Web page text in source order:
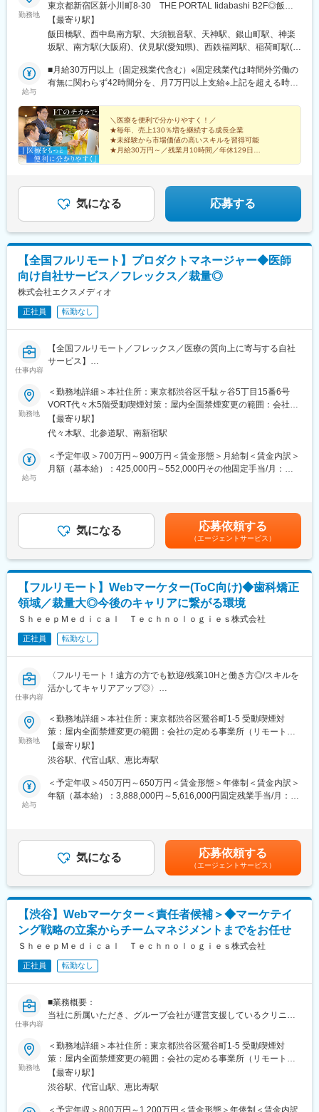
■仕事の特徴
◎未経験者の活躍実績多数！専門知識を突き詰めるというより、
担当する薬局や病院の社風・方針を深く理解することが重要で
す！
◎薬剤師の方の転職理由は働き方や人間関係等、一般的なものが
多く、非常に真面目でホスピタリティの高い方々です。日本を支
える医療従事者の悩みに向き合いサポートする社会貢献性の高い
◎独自のショートワーキングデーや有休取得率75%、土日祝休
み、充実の福利厚生など、離職率は業界平均を大きく下回る5％で
す(24年度実績）
■評価制度
毎の成績が報酬で還元される仕組みです。入社5年目や30代前半
での拠点長も多数！年次関係なく活躍次第で評価される環境で
変更の範囲：会社の定める業務
勤務地
東京都新宿区新小川町8-30 THE PORTAL Iidabashi B2F◎飯田
橋駅より徒歩8分／神楽坂駅より徒歩10分■大阪大阪府大阪市淀川
区西中島5-9-5 NLC新大阪ビル3F◎西中島南方駅より徒歩5分／新
大阪駅より徒歩8分■名古屋愛知県名古屋市中区栄1-24-25 CK16
福岡県福岡市中央区天神3丁目1-1 天神フタタビル3階◎地下鉄天
神駅より徒歩2分／地下鉄天神南駅より徒歩10分＼New／■広島広
駅・銀山町駅より徒歩3分）※希望がない限り、転勤はありません
※受動喫煙対策：オフィス内禁煙※U・Iターンの方も大歓迎！
【最寄り駅】
飯田橋駅、西中島南方駅、大須観音駅、天神駅、銀山町駅、神楽
坂駅、南方駅(大阪府)、伏見駅(愛知県)、西鉄福岡駅、稲荷町駅(広
給与
■月給30万円以上（固定残業代含む）※固定残業代は時間外労働の
有無に関わらず42時間分を、月7万円以上支給※上記を超える時間
映しています！
＼医療を便利で分かりやすく！／
★毎年、売上130％増を継続する成長企業
★未経験から市場価値の高いスキルを習得可能
★月給30万円～／残業月10時間／年休129日
気になる 応募する
【全国フルリモート】プロダクトマネージャー◆医師
向け自社サービス／フレックス／裁量◎
株式会社エクスメディオ
正社員 転勤なし
仕事内容
【全国フルリモート／フレックス／医療の質向上に寄与する自社
サービス】
■担当業務
「ヒポクラ」という医師専用のWebサービスのプロダクトマネー
ジャーをお任せします。
「ヒポクラ」：約75,000人以上の医師が参加する日本最大級の医
師専用SNS。医師が専門外の事象に遭遇した際に他の医師より知
見を得られるオンライン医局”として拡大中。
・市場・競合・ユーザー分析
・新サービス、新機能の企画、要件定義、仕様策定
・KPIの設定と進捗管理、データに基づいた改善策の立案と実行
・ロードマップの作成と管理
・部門間（経営層、営業、マーケティング等）の調整
※ご本人の意向および試用期間中の業務状況などを踏まえて適材適
所を判断していきます。
※少数精鋭で実力主義、かつ積極性・協力性・スピードを重んじる
組織です。
早期にチームリードをお任せするケースもあります。
ディレクター、UXUIデザイナー、エンジニア（バックエンド、フ
ロントエンド、インフラ、AI各種在籍。業務委託・外注含む）で
プロダクトチームを組成。現PdMは業務委託で活躍されており、
今回は正社員のプロダクトマネージャーとして中心的な役割をお
※医療業界経験者も居りますので、業界知識は不問です。
全国フルリモート制を導入しており、場所を縛られず拡大中の自
社サービスに携わりたい方にお勧めです。
四半期に一回程度の対面で会うキックオフの機会もご用意してお
ります。
変更の範囲：会社の定める業務
勤務地
＜勤務地詳細＞本社住所：東京都渋谷区千駄ヶ谷5丁目15番6号
VORT代々木5階受動喫煙対策：屋内全面禁煙変更の範囲：会社の
定める事業所（リモートワーク含む）
【最寄り駅】
代々木駅、北参道駅、南新宿駅
給与
＜予定年収＞700万円～900万円＜賃金形態＞月給制＜賃金内訳＞
月額（基本給）：425,000円～552,000円その他固定手当/月：
残業手当＞有＜給与補足＞固定手当として、在宅勤務手当(月1万
円)がございます。賃金はあくまでも目安の金額であり、選考を通
じて上下する可能性があります。月給(月額)は固定手当を含めた表
記です。
気になる 応募依頼する
（エージェントサービス）
【フルリモート】Webマーケター(ToC向け)◆歯科矯正
領域／裁量大◎今後のキャリアに繋がる環境
ＳｈｅｅｐＭｅｄｉｃａｌ Ｔｅｃｈｎｏｌｏｇｉｅｓ株式会社
正社員 転勤なし
仕事内容
〈フルリモート！遠方の方でも歓迎/残業10Hと働き方◎/スキルを
活かしてキャリアアップ◎〉
■業務概要：
グループ会社が運営支援している全国23院の歯科クリニックのマ
ーケティングに携わっていただくポジションです。toC領域での
GoogleやYahoo！リスティング広告やSEOをメインに活躍されて
来られた方を募集しています。
歯科矯正マーケティングの領域において、国内トップクラスのノ
ウハウをもつマーケターと一緒に業務を行っていただけます。
■業務内容詳細：
◇各WEB媒体の広告運用と関連業務全般
・Googleリスティング広告、SNS広告を中心に運用
・LPOの企画立案からLP制作のディレクション・広告バナー／動
画広告／記事LP／LP／HP／ステップメール etc. の企画・ライテ
ィング・制作ディレクション・制作物ディレクション業務に関わ
る社内、社外関係者との折衝
※スキル次第では、更に上流のペルソナ設計や適切な訴求プランの
構築などもお任せしたいと思っています。
■組織構成
意とする分野で活躍いただいております。
30代～40代のメンバーがほとんどで、若手にも活躍のチャンスが
あります。
遠方のメンバーもいるため、フルリモートが基本となります。そ
勤務地
＜勤務地詳細＞本社住所：東京都渋谷区鶯谷町1-5 受動喫煙対
策：屋内全面禁煙変更の範囲：会社の定める事業所（リモートワ
ーク含む）
【最寄り駅】
渋谷駅、代官山駅、恵比寿駅
給与
＜予定年収＞450万円～650万円＜賃金形態＞年俸制＜賃金内訳＞
年額（基本給）：3,888,000円～5,616,000円固定残業手当/月：
あくまでも目安の金額であり、選考を通じて上下する可能性があ
ります。月給(月額)は固定手当を含めた表記です。
気になる 応募依頼する
（エージェントサービス）
【渋谷】Webマーケター＜責任者候補＞◆マーケテイ
ング戦略の立案からチームマネジメントまでをお任せ
ＳｈｅｅｐＭｅｄｉｃａｌ Ｔｅｃｈｎｏｌｏｇｉｅｓ株式会社
正社員 転勤なし
仕事内容
■業務概要：
当社に所属いただき、グループ会社が運営支援しているクリニッ
■業務内容詳細：
◇マーケティング戦略の立案
※分析した数値・市場のトレンドを元に、担当する事業の売上を最
大化するためのマーケティング戦略の立案・遂行
◇事業計画の立案から実行まで
勤務地
＜勤務地詳細＞本社住所：東京都渋谷区鶯谷町1-5 受動喫煙対
策：屋内全面禁煙変更の範囲：会社の定める事業所（リモートワ
ーク含む）
【最寄り駅】
渋谷駅、代官山駅、恵比寿駅
＜予定年収＞800万円～1,200万円＜賃金形態＞年俸制＜賃金内訳